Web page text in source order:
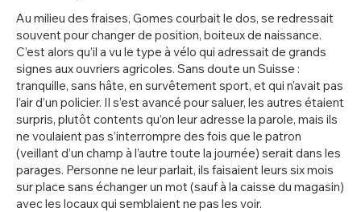
Au milieu des fraises, Gomes courbait le dos, se redressait
souvent pour changer de position, boiteux de naissance.
C’est alors qu’il a vu le type à vélo qui adressait de grands
signes aux ouvriers agricoles. Sans doute un Suisse :
tranquille, sans hâte, en survêtement sport, et qui n’avait pas
l’air d’un policier. Il s’est avancé pour saluer, les autres étaient
surpris, plutôt contents qu’on leur adresse la parole, mais ils
ne voulaient pas s’interrompre des fois que le patron
(veillant d’un champ à l’autre toute la journée) serait dans les
parages. Personne ne leur parlait, ils faisaient leurs six mois
sur place sans échanger un mot (sauf à la caisse du magasin)
avec les locaux qui semblaient ne pas les voir.